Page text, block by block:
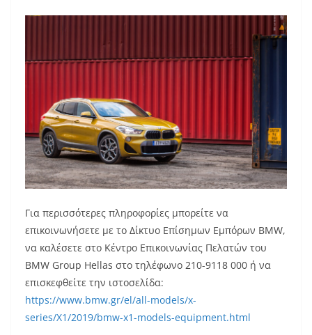
Για περισσότερες πληροφορίες μπορείτε να
επικοινωνήσετε με το Δίκτυο Επίσημων Εμπόρων BMW,
να καλέσετε στο Κέντρο Επικοινωνίας Πελατών του
BMW Group Hellas στο τηλέφωνο 210-9118 000 ή να
επισκεφθείτε την ιστοσελίδα:
https://www.bmw.gr/el/all-models/x-
series/X1/2019/bmw-x1-models-equipment.html